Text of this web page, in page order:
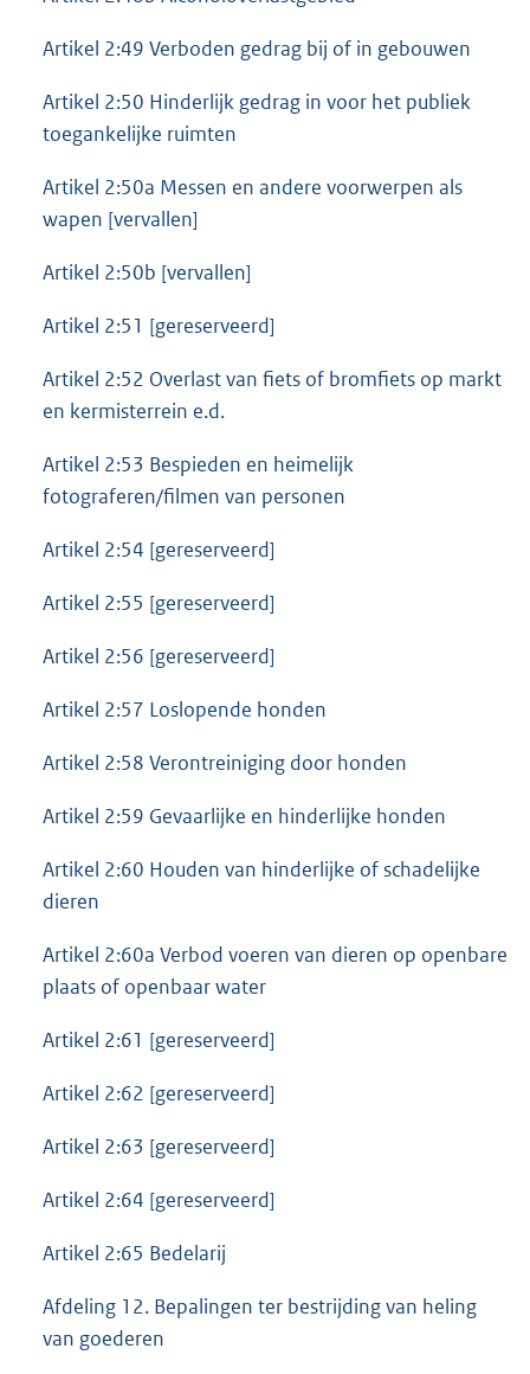
Artikel 2:49 Verboden gedrag bij of in gebouwen
Artikel 2:50 Hinderlijk gedrag in voor het publiek
toegankelijke ruimten
Artikel 2:50a Messen en andere voorwerpen als
wapen [vervallen]
Artikel 2:50b [vervallen]
Artikel 2:51 [gereserveerd]
Artikel 2:52 Overlast van fiets of bromfiets op markt
en kermisterrein e.d.
Artikel 2:53 Bespieden en heimelijk
fotograferen/filmen van personen
Artikel 2:54 [gereserveerd]
Artikel 2:55 [gereserveerd]
Artikel 2:56 [gereserveerd]
Artikel 2:57 Loslopende honden
Artikel 2:58 Verontreiniging door honden
Artikel 2:59 Gevaarlijke en hinderlijke honden
Artikel 2:60 Houden van hinderlijke of schadelijke
dieren
Artikel 2:60a Verbod voeren van dieren op openbare
plaats of openbaar water
Artikel 2:61 [gereserveerd]
Artikel 2:62 [gereserveerd]
Artikel 2:63 [gereserveerd]
Artikel 2:64 [gereserveerd]
Artikel 2:65 Bedelarij
Afdeling 12. Bepalingen ter bestrijding van heling
van goederen